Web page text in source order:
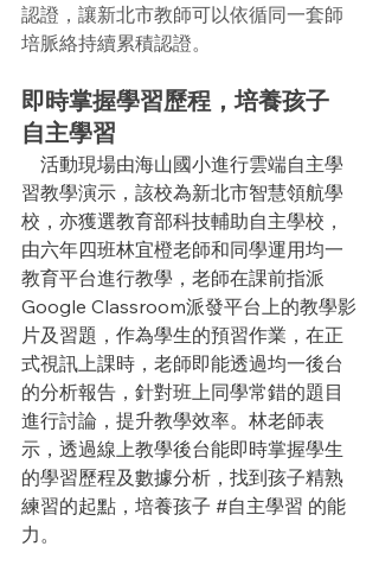
認證，讓新北市教師可以依循同一套師
培脈絡持續累積認證。
即時掌握學習歷程，培養孩子
自主學習
活動現場由海山國小進行雲端自主學
習教學演示，該校為新北市智慧領航學
校，亦獲選教育部科技輔助自主學校，
由六年四班林宜橙老師和同學運用均一
教育平台進行教學，老師在課前指派
Google Classroom派發平台上的教學影
片及習題，作為學生的預習作業，在正
式視訊上課時，老師即能透過均一後台
的分析報告，針對班上同學常錯的題目
進行討論，提升教學效率。林老師表
示，透過線上教學後台能即時掌握學生
的學習歷程及數據分析，找到孩子精熟
練習的起點，培養孩子 #自主學習 的能
力。